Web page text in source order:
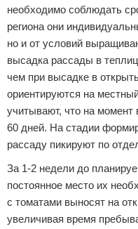
необходимо соблюдать
региона они
но и от условий
высадка рассады в
чем при высадке в
ориентируются на
учитывают, что на
60 дней. На стадии
рассаду пикируют по
За 1-2 недели до
постоянное место их
с томатами выносят на
увеличивая время